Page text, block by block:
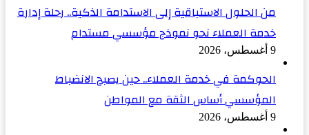
من الحلول الاستباقية إلى الاستدامة الذكية.. رحلة إدارة
خدمة العملاء نحو نموذج مؤسسي مستدام
9 أغسطس، 2026
الحوكمة في خدمة العملاء.. حين يصبح الانضباط
المؤسسي أساس الثقة مع المواطن
9 أغسطس، 2026